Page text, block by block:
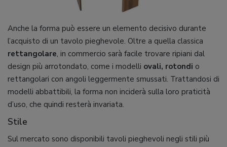
Anche la forma può essere un elemento decisivo durante
l’acquisto di un tavolo pieghevole. Oltre a quella classica
rettangolare, in commercio sarà facile trovare ripiani dal
design più arrotondato, come i modelli ovali, rotondi o
rettangolari con angoli leggermente smussati. Trattandosi di
modelli abbattibili, la forma non inciderà sulla loro praticità
d’uso, che quindi resterà invariata.
Stile
Sul mercato sono disponibili tavoli pieghevoli negli stili più